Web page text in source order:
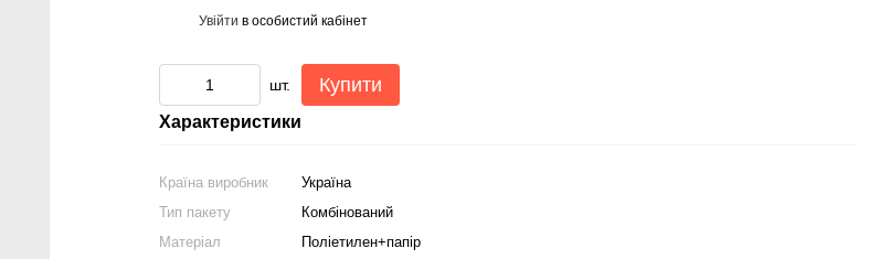
Увійти в особистий кабінет
шт. Купити
Характеристики
Країна виробник
Україна
Тип пакету
Комбінований
Матеріал
Поліетилен+папір